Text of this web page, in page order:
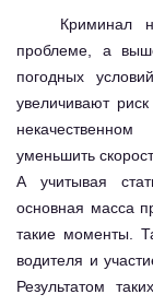
Криминал
проблеме, а
погодных
увеличивают
уменьшить
А учитывая
основная масса
такие моменты.
водителя и
Результатом